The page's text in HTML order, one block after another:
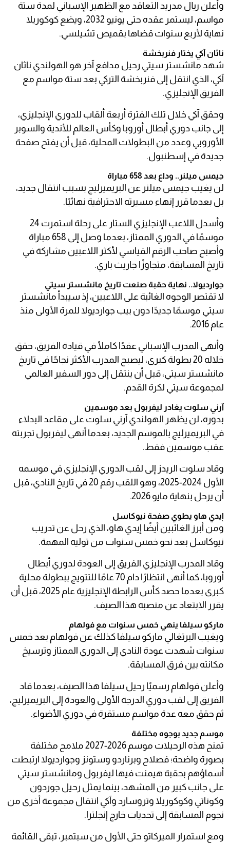
وأعلن ريال مدريد التعاقد مع الظهير الإسباني لمدة ستة
مواسم، ليستمر عقده حتى يونيو 2032، ويضع كوكوريلا
نهاية لأربع سنوات قضاها بقميص تشيلسي.
ناثان آكي يختار فنربخشة
شهد مانشستر سيتي رحيل مدافع آخر هو الهولندي ناثان
آكي، الذي انتقل إلى فنربخشة التركي بعد ستة مواسم مع
الفريق الإنجليزي.
وحقق آكي خلال تلك الفترة أربعة ألقاب للدوري الإنجليزي،
إلى جانب دوري أبطال أوروبا وكأس العالم للأندية والسوبر
الأوروبي وعدد من البطولات المحلية، قبل أن يفتح صفحة
جديدة في إسطنبول.
جيمس ميلنر.. وداع بعد 658 مباراة
لن يغيب جيمس ميلنر عن البريميرليج بسبب انتقال جديد،
بل بعدما قرر إنهاء مسيرته الاحترافية نهائيًا.
وأسدل اللاعب الإنجليزي الستار على رحلة استمرت 24
موسمًا في الدوري الممتاز، بعدما وصل إلى 658 مباراة
وأصبح صاحب الرقم القياسي لأكثر اللاعبين مشاركة في
تاريخ المسابقة، متجاوزًا جاريث باري.
جوارديولا.. نهاية حقبة صنعت تاريخ مانشستر سيتي
لا تقتصر الوجوه الغائبة على اللاعبين، إذ سيبدأ مانشستر
سيتي موسمًا جديدًا دون بيب جوارديولا للمرة الأولى منذ
عام 2016.
وأنهى المدرب الإسباني عقدًا كاملًا في قيادة الفريق، حقق
خلاله 20 بطولة كبرى، ليصبح المدرب الأكثر نجاحًا في تاريخ
مانشستر سيتي، قبل أن ينتقل إلى دور السفير العالمي
لمجموعة سيتي لكرة القدم.
آرني سلوت يغادر ليفربول بعد موسمين
بدوره، لن يظهر الهولندي آرني سلوت على مقاعد البدلاء
في البريميرليج بالموسم الجديد، بعدما أنهى ليفربول تجربته
عقب موسمين فقط.
وقاد سلوت الريدز إلى لقب الدوري الإنجليزي في موسمه
الأول 2024-2025، وهو اللقب رقم 20 في تاريخ النادي، قبل
أن يرحل بنهاية مايو 2026.
إيدي هاو يطوي صفحة نيوكاسل
ومن أبرز الغائبين أيضًا إيدي هاو، الذي رحل عن تدريب
نيوكاسل بعد نحو خمس سنوات من توليه المهمة.
وقاد المدرب الإنجليزي الفريق إلى العودة لدوري أبطال
أوروبا، كما أنهى انتظارًا دام 70 عامًا للتتويج ببطولة محلية
كبرى بعدما حصد كأس الرابطة الإنجليزية عام 2025، قبل أن
يقرر الابتعاد عن منصبه هذا الصيف.
ماركو سيلفا ينهي خمس سنوات مع فولهام
ويغيب البرتغالي ماركو سيلفا كذلك عن فولهام بعد خمس
سنوات شهدت عودة النادي إلى الدوري الممتاز وترسيخ
مكانته بين فرق المسابقة.
وأعلن فولهام رسميًا رحيل سيلفا هذا الصيف، بعدما قاد
الفريق إلى لقب دوري الدرجة الأولى والعودة إلى البريميرليج،
ثم حقق معه عدة مواسم مستقرة في دوري الأضواء.
موسم جديد بوجوه مختلفة
تمنح هذه الرحيلات موسم 2026-2027 ملامح مختلفة
بصورة واضحة؛ فصلاح وبرناردو وستونز وجوارديولا ارتبطت
أسماؤهم بحقبة هيمنت فيها ليفربول ومانشستر سيتي
على جانب كبير من المشهد، بينما يمثل رحيل جوردون
وكوناتي وكوكوريلا وتروسارد وآكي انتقال مجموعة أخرى من
نجوم المسابقة إلى تحديات خارج إنجلترا.
ومع استمرار الميركاتو حتى الأول من سبتمبر، تبقى القائمة